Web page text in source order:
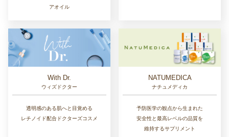
アオイル
With Dr.
ウィズドクター
透明感のある肌へと目覚める
レチノイド配合ドクターズコスメ
NATUMEDICA
ナチュメディカ
予防医学の観点から生まれた
安全性と最高レベルの品質を
維持するサプリメント